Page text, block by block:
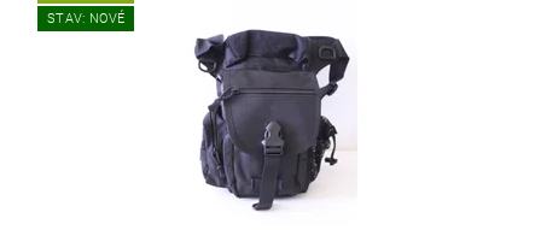
STAV: NOVÉ